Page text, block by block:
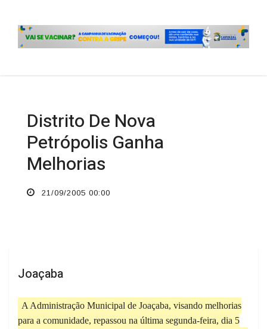
Distrito De Nova
Petrópolis Ganha
Melhorias
21/09/2005 00:00
Joaçaba
A Administração Municipal de Joaçaba, visando melhorias
para a comunidade, repassou na última segunda-feira, dia 5